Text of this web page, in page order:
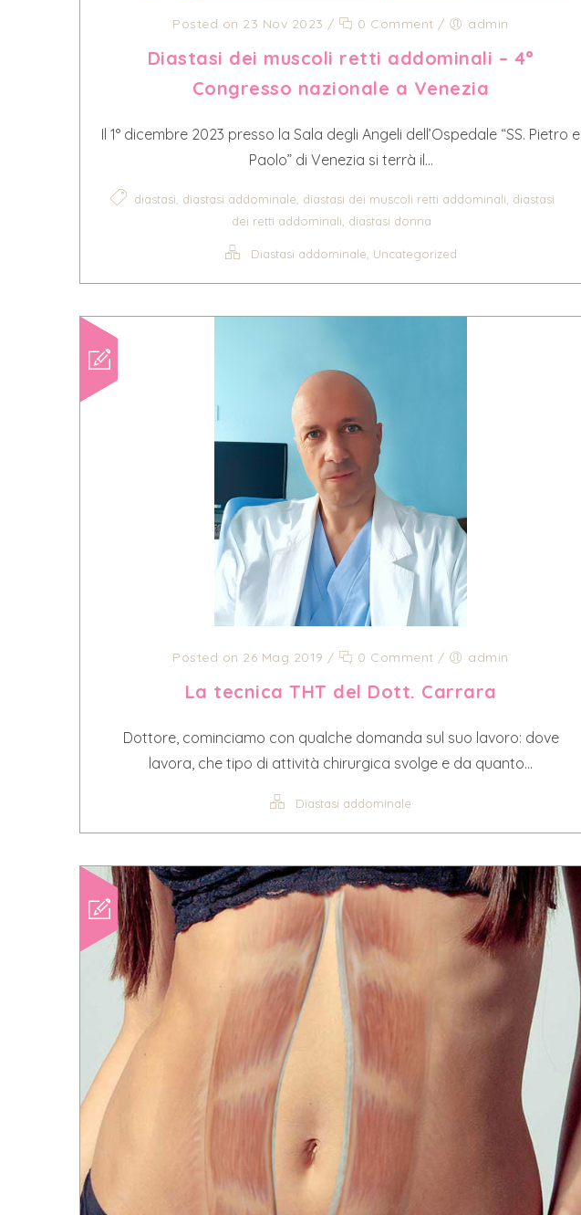
Posted on 23 Nov 2023 / 0 Comment / admin
Diastasi dei muscoli retti addominali – 4°
Congresso nazionale a Venezia
Il 1° dicembre 2023 presso la Sala degli Angeli dell’Ospedale “SS. Pietro e
Paolo” di Venezia si terrà il...
diastasi, diastasi addominale, diastasi dei muscoli retti addominali, diastasi
dei retti addominali, diastasi donna
Diastasi addominale, Uncategorized
Posted on 26 Mag 2019 / 0 Comment / admin
La tecnica THT del Dott. Carrara
Dottore, cominciamo con qualche domanda sul suo lavoro: dove
lavora, che tipo di attività chirurgica svolge e da quanto...
Diastasi addominale